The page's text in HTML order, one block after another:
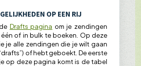
OP EEN RIJ
Drafts pagina om je zendingen
of in bulk te boeken. Op deze
je alle zendingen die je wilt gaan
of hebt geboekt. De eerste
op deze pagina komt is de tabel